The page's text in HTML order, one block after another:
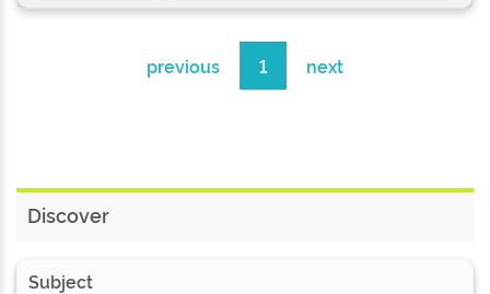
previous 1 next
Discover
Subject